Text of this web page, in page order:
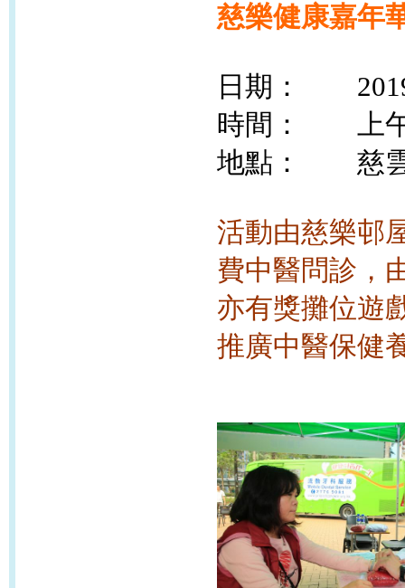
慈樂健康嘉年
日期：
時間： 上午
地點： 慈雲
活動由慈樂邨
費中醫問診，
亦有獎攤位遊
推廣中醫保健